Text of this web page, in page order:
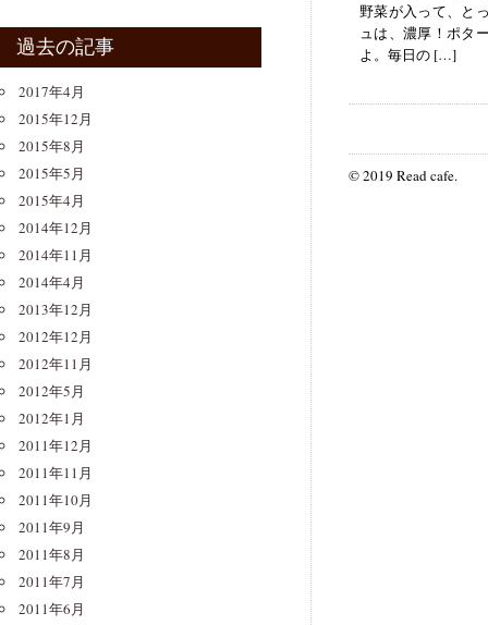
野菜が入って、と
ュは、濃厚！ポタ
よ。毎日の […]
過去の記事
2017年4月
2015年12月
2015年8月
2015年5月
2015年4月
2014年12月
2014年11月
2014年4月
2013年12月
2012年12月
2012年11月
2012年5月
2012年1月
2011年12月
2011年11月
2011年10月
2011年9月
2011年8月
2011年7月
2011年6月
© 2019 Read cafe.